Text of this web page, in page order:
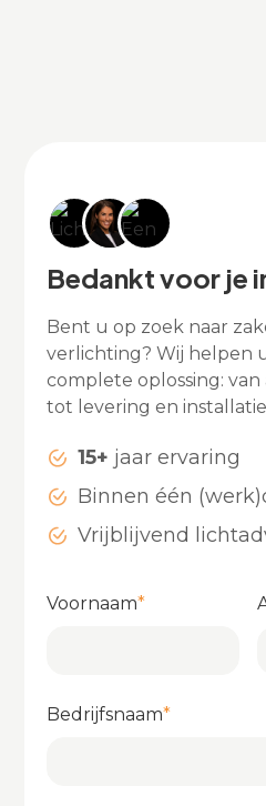
Bedankt voor je
Bent u op zoek naar
verlichting? Wij helpen
complete oplossing:
tot levering en
15+ jaar ervaring
Binnen één
Vrijblijvend
Voornaam*
Bedrijfsnaam*